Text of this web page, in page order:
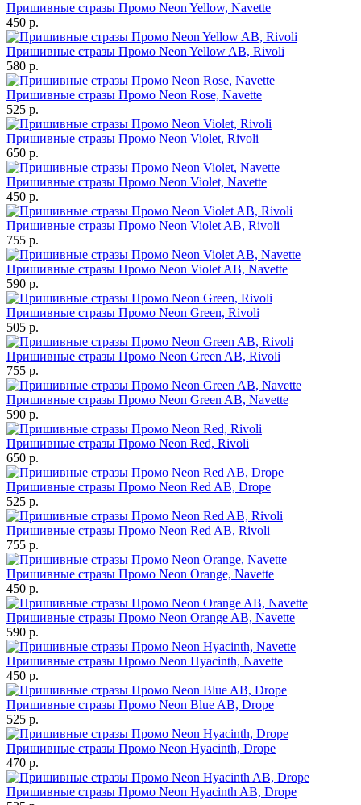
Пришивные стразы Промо Neon Yellow, Navette
450 р.
Пришивные стразы Промо Neon Yellow AB, Rivoli
580 р.
Пришивные стразы Промо Neon Rose, Navette
525 р.
Пришивные стразы Промо Neon Violet, Rivoli
650 р.
Пришивные стразы Промо Neon Violet, Navette
450 р.
Пришивные стразы Промо Neon Violet AB, Rivoli
755 р.
Пришивные стразы Промо Neon Violet AB, Navette
590 р.
Пришивные стразы Промо Neon Green, Rivoli
505 р.
Пришивные стразы Промо Neon Green AB, Rivoli
755 р.
Пришивные стразы Промо Neon Green AB, Navette
590 р.
Пришивные стразы Промо Neon Red, Rivoli
650 р.
Пришивные стразы Промо Neon Red AB, Drope
525 р.
Пришивные стразы Промо Neon Red AB, Rivoli
755 р.
Пришивные стразы Промо Neon Orange, Navette
450 р.
Пришивные стразы Промо Neon Orange AB, Navette
590 р.
Пришивные стразы Промо Neon Hyacinth, Navette
450 р.
Пришивные стразы Промо Neon Blue AB, Drope
525 р.
Пришивные стразы Промо Neon Hyacinth, Drope
470 р.
Пришивные стразы Промо Neon Hyacinth AB, Drope